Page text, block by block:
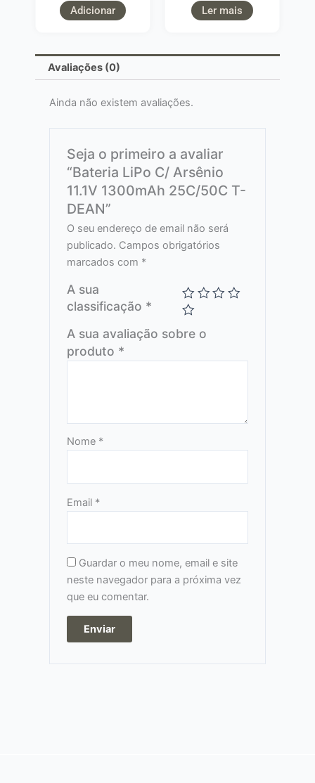
Adicionar Ler mais
Avaliações (0)
Ainda não existem avaliações.
Seja o primeiro a avaliar
“Bateria LiPo C/ Arsênio
11.1V 1300mAh 25C/50C T-
DEAN”
O seu endereço de email não será
publicado. Campos obrigatórios
marcados com *
A sua
classificação *
A sua avaliação sobre o
produto *
Nome *
Email *
Guardar o meu nome, email e site
neste navegador para a próxima vez
que eu comentar.